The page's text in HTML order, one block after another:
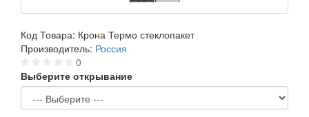
Код Товара: Крона Термо стеклопакет
Производитель: Россия
0
Выберите открывание